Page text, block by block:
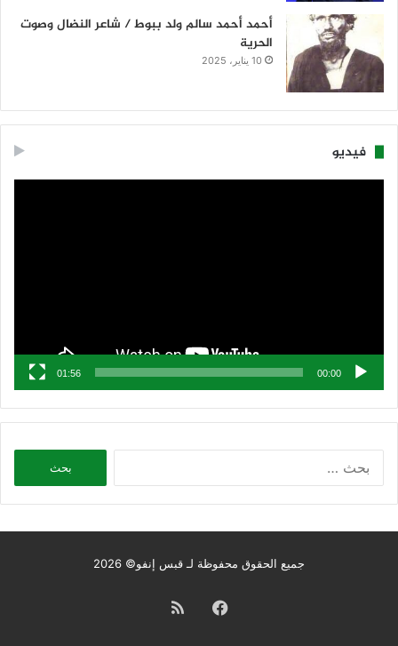
أحمد أحمد سالم ولد ببوط / شاعر النضال وصوت
الحرية
10 يناير، 2025
فيديو
00:00
01:56
جميع الحقوق محفوظة لـ قبس إنفو© 2026
فيسبوكملخص